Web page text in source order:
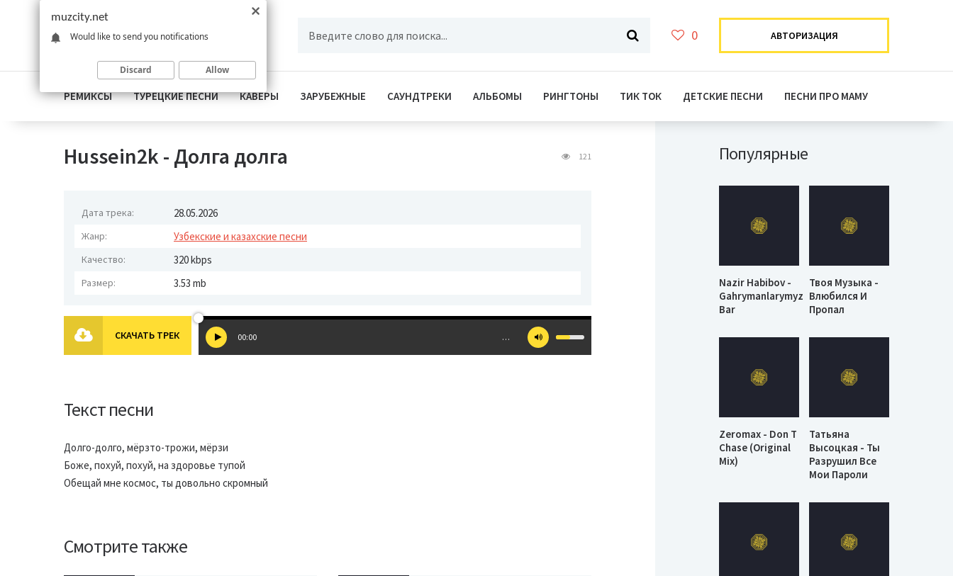
0 АВТОРИЗАЦИЯ
РЕМИКСЫ ТУРЕЦКИЕ ПЕСНИ КАВЕРЫ ЗАРУБЕЖНЫЕ САУНДТРЕКИ АЛЬБОМЫ РИНГТОНЫ ТИК ТОК ДЕТСКИЕ ПЕСНИ ПЕСНИ ПРО МАМУ
Hussein2k - Долга долга 121
Дата трека: 28.05.2026
Жанр: Узбекские и казахские песни
Качество: 320 kbps
Размер: 3.53 mb
СКАЧАТЬ ТРЕК 00:00 …
Текст песни
Долго-долго, мёрзто-трожи, мёрзи
Боже, похуй, похуй, на здоровье тупой
Обещай мне космос, ты довольно скромный
Смотрите также
Популярные
Nazir Habibov -
Gahrymanlarymyz
Bar
Твоя Музыка -
Влюбился И
Пропал
Zeromax - Don T
Chase (Original
Mix)
Татьяна
Высоцкая - Ты
Разрушил Все
Мои Пароли
muzcity.net
Would like to send you notifications
Discard Allow